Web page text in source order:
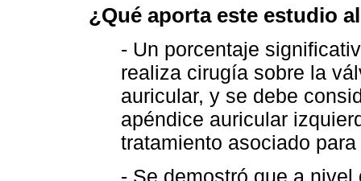
¿Qué aporta este estudio
- Un porcentaje
realiza cirugía sobre la
auricular, y se debe
apéndice auricular
tratamiento asociado